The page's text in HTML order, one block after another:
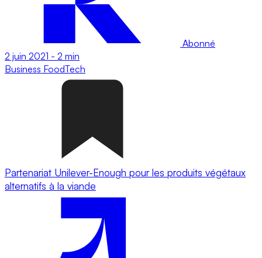
Abonné
2 juin 2021 - 2 min
Business FoodTech
Partenariat Unilever-Enough pour les produits végétaux
alternatifs à la viande